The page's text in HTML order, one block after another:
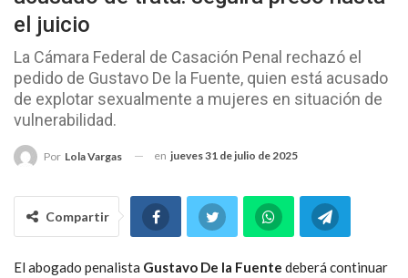
el juicio
La Cámara Federal de Casación Penal rechazó el
pedido de Gustavo De la Fuente, quien está acusado
de explotar sexualmente a mujeres en situación de
vulnerabilidad.
Por Lola Vargas en jueves 31 de julio de 2025
Compartir
El abogado penalista Gustavo De la Fuente deberá continuar